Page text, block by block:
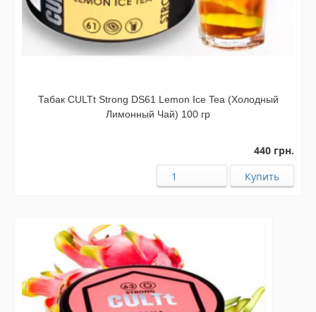
Табак CULTt Strong DS61 Lemon Ice Tea (Холодный
Лимонный Чай) 100 гр
440 грн.